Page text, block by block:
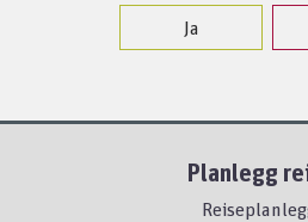
Ja
Planlegg